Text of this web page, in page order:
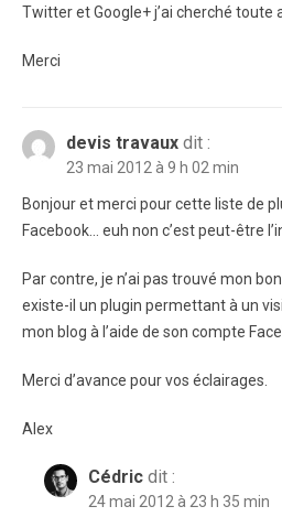
Twitter et Google+ j’ai cherché toute
Merci
devis travaux dit :
23 mai 2012 à 9 h 02 min
Bonjour et merci pour cette liste de
Facebook… euh non c’est peut-être
Par contre, je n’ai pas trouvé mon
existe-il un plugin permettant à un
mon blog à l’aide de son compte
Merci d’avance pour vos éclairages.
Alex
Cédric dit :
24 mai 2012 à 23 h 35 min